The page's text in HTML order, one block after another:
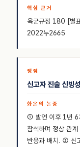
육군규정 180 [별
2022누2665
신고자 진술 신빙
① 발언 이후 1년 6
참석하며 정상 관
반응과 배치. ② 신